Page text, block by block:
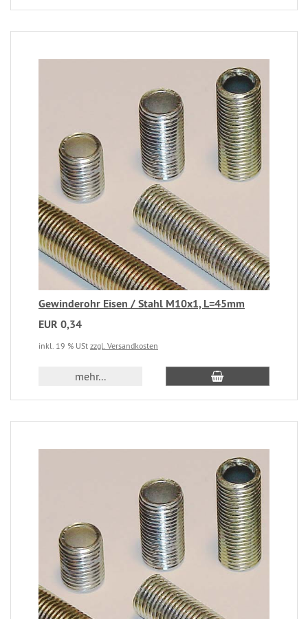
Gewinderohr Eisen / Stahl M10x1, L=45mm
EUR 0,34
inkl. 19 % USt zzgl. Versandkosten
mehr...